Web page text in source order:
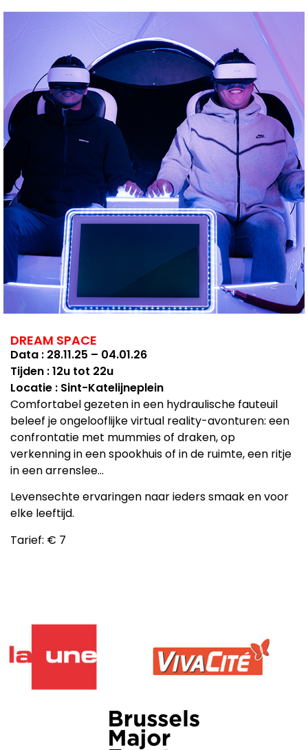
DREAM SPACE
Data : 28.11.25 – 04.01.26
Tijden : 12u tot 22u
Locatie : Sint-Katelijneplein
Comfortabel gezeten in een hydraulische fauteuil
beleef je ongelooflijke virtual reality-avonturen: een
confrontatie met mummies of draken, op
verkenning in een spookhuis of in de ruimte, een ritje
in een arrenslee…
Levensechte ervaringen naar ieders smaak en voor
elke leeftijd.
Tarief: € 7